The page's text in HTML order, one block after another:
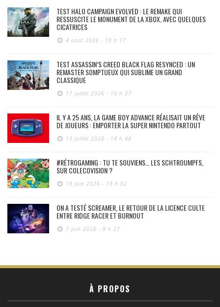
TEST HALO CAMPAIGN EVOLVED : LE REMAKE QUI
RESSUSCITE LE MONUMENT DE LA XBOX, AVEC QUELQUES
CICATRICES
4 août 2026 - 10 h 17
TEST ASSASSIN’S CREED BLACK FLAG RESYNCED : UN
REMASTER SOMPTUEUX QUI SUBLIME UN GRAND
CLASSIQUE
17 juillet 2026 - 10 h 37
IL Y A 25 ANS, LA GAME BOY ADVANCE RÉALISAIT UN RÊVE
DE JOUEURS : EMPORTER LA SUPER NINTENDO PARTOUT
13 juillet 2026 - 14 h 48
#RÉTROGAMING : TU TE SOUVIENS… LES SCHTROUMPFS,
SUR COLECOVISION ?
19 juin 2026 - 19 h 02
ON A TESTÉ SCREAMER, LE RETOUR DE LA LICENCE CULTE
ENTRE RIDGE RACER ET BURNOUT
7 juin 2026 - 9 h 27
À PROPOS